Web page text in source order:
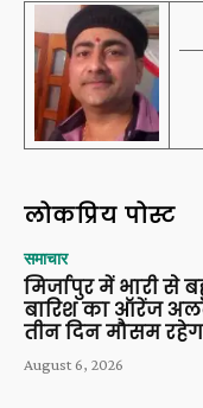
लोकप्रिय पोस्ट
समाचार
मिर्जापुर में भारी से
बारिश का ऑरेंज
तीन दिन मौसम
August 6, 2026